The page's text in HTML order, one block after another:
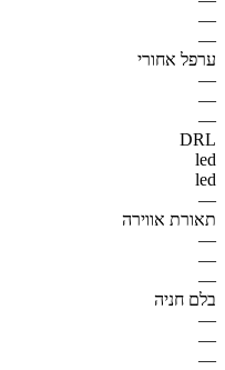
—
—
ערפל אחורי
—
—
—
DRL
led
led
—
תאורת אווירה
—
—
—
בלם חניה
—
—
—